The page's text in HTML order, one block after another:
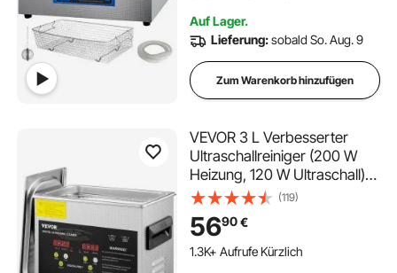
Auf Lager.
Lieferung:sobald So. Aug. 9
Zum Warenkorb hinzufügen
VEVOR 3 L Verbesserter
Ultraschallreiniger (200 W
Heizung, 120 W Ultraschall)
Professioneller digitaler
Labor-Ultraschall-
Teilereiniger mit
Heizungstimer für die
(119)
5690€
1.3K+ Aufrufe Kürzlich